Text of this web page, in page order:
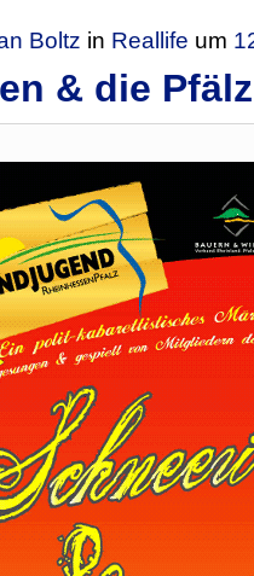
Boltz in Reallife um
& die